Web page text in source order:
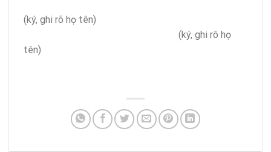
(ký, ghi rõ họ tên)
(ký, ghi rõ họ
tên)